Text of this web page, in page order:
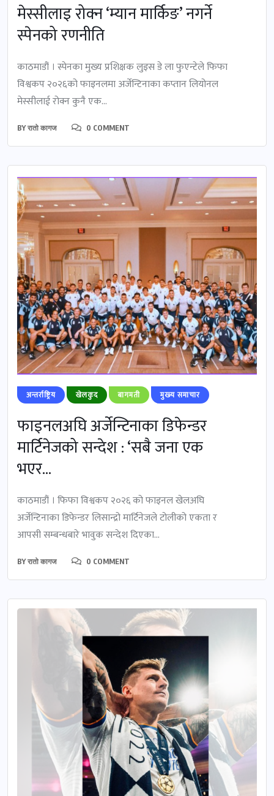
मेस्सीलाइ रोक्न ‘म्यान मार्किङ’ नगर्ने
स्पेनको रणनीति
काठमाडौं । स्पेनका मुख्य प्रशिक्षक लुइस डे ला फुएन्टेले फिफा
विश्वकप २०२६को फाइनलमा अर्जेन्टिनाका कप्तान लियोनल
मेस्सीलाई रोक्न कुनै एक...
BYरातो कागज 0 COMMENT
अन्तर्राष्ट्रिय खेलकुद बागमती मुख्‍य समाचार
फाइनलअघि अर्जेन्टिनाका डिफेन्डर
मार्टिनेजको सन्देश : ‘सबै जना एक
भएर...
काठमाडौं । फिफा विश्वकप २०२६ को फाइनल खेलअघि
अर्जेन्टिनाका डिफेन्डर लिसान्द्रो मार्टिनेजले टोलीको एकता र
आपसी सम्बन्धबारे भावुक सन्देश दिएका...
BYरातो कागज 0 COMMENT